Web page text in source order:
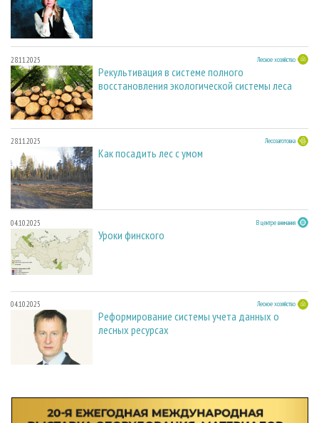
28.11.2025 Лесное хозяйство
Рекультивация в системе полного
восстановления экологической системы леса
28.11.2025 Лесозаготовка
Как посадить лес с умом
04.10.2025 В центре внимания
Уроки финского
04.10.2025 Лесное хозяйство
Реформирование системы учета данных о
лесных ресурсах